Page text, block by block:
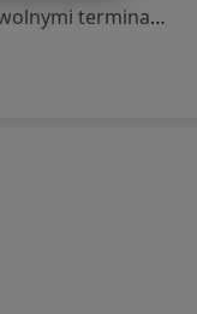
Brak dostępnych specjalistów z wolnymi terminami w tym centrum medycznym.